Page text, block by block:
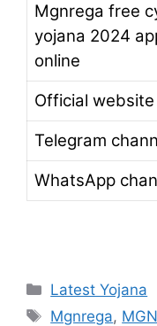
Mgnrega free
yojana 2024
online
Official website
Telegram
WhatsApp
Categories
Latest Yojana
Tags
Mgnrega,